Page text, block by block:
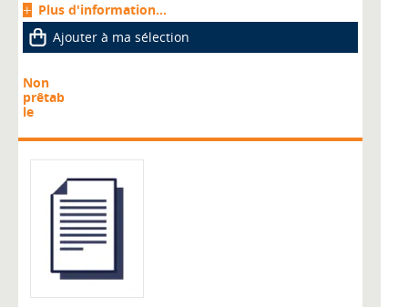
Plus d'information...
Ajouter à ma sélection
Non
prêtab
le